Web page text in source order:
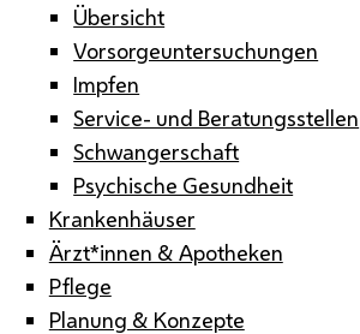
Übersicht
Vorsorgeuntersuchungen
Impfen
Service- und Beratungsstellen
Schwangerschaft
Psychische Gesundheit
Krankenhäuser
Ärzt*innen & Apotheken
Pflege
Planung & Konzepte